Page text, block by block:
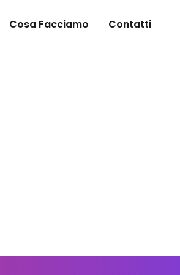
Cosa Facciamo Contatti